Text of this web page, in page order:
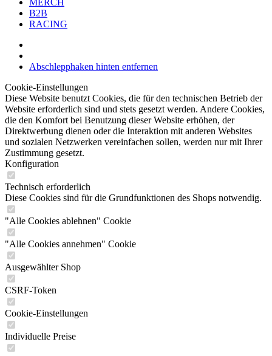
MERCH
B2B
RACING
Abschlepphaken hinten entfernen
Cookie-Einstellungen
Diese Website benutzt Cookies, die für den technischen Betrieb der
Website erforderlich sind und stets gesetzt werden. Andere Cookies,
die den Komfort bei Benutzung dieser Website erhöhen, der
Direktwerbung dienen oder die Interaktion mit anderen Websites
und sozialen Netzwerken vereinfachen sollen, werden nur mit Ihrer
Zustimmung gesetzt.
Konfiguration
Technisch erforderlich
Diese Cookies sind für die Grundfunktionen des Shops notwendig.
"Alle Cookies ablehnen" Cookie
"Alle Cookies annehmen" Cookie
Ausgewählter Shop
CSRF-Token
Cookie-Einstellungen
Individuelle Preise